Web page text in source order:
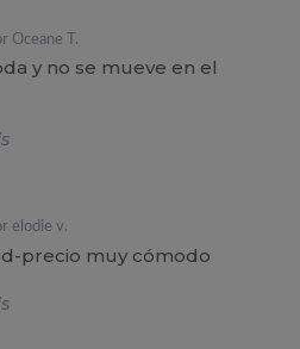
Oceane T.
y no se mueve en el
elodie v.
precio muy cómodo